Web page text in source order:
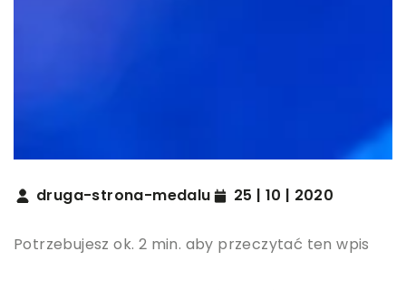
druga-strona-medalu 25 | 10 | 2020
Potrzebujesz ok. 2 min. aby przeczytać ten wpis